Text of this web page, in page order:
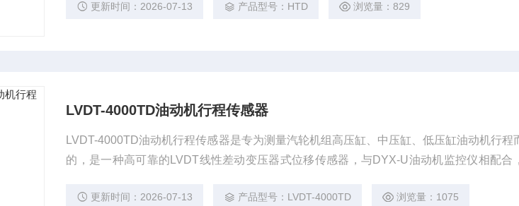
更新时间：2026-07-13 产品型号：HTD 浏览量：829
LVDT-4000TD油动机行程传感器
LVDT-4000TD油动机行程传感器是专为测量汽轮机组高压缸、中压缸、低压缸油动机行程
的，是一种高可靠的LVDT线性差动变压器式位移传感器，与DYX-U油动机监控仪相配合
等优点。更新时间：2026-07-13 产品型号：LVDT-4000TD 浏览量：1075